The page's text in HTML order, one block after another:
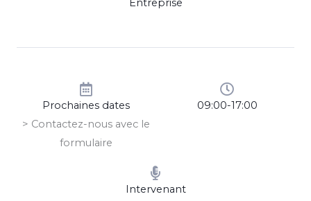
Entreprise
Prochaines dates
> Contactez-nous avec le
formulaire
09:00-17:00
Intervenant